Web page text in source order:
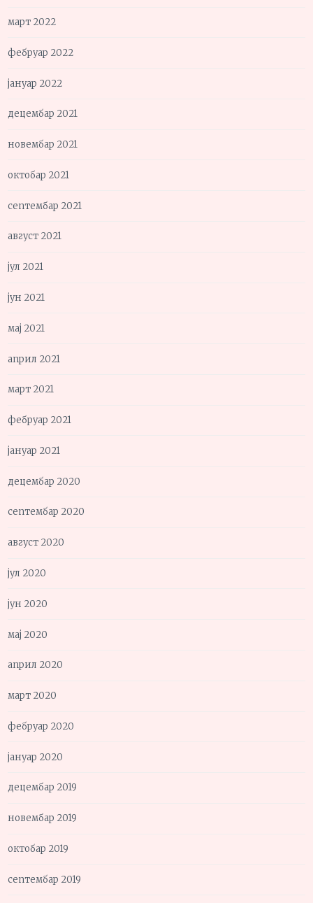
март 2022
фебруар 2022
јануар 2022
децембар 2021
новембар 2021
октобар 2021
септембар 2021
август 2021
јул 2021
јун 2021
мај 2021
април 2021
март 2021
фебруар 2021
јануар 2021
децембар 2020
септембар 2020
август 2020
јул 2020
јун 2020
мај 2020
април 2020
март 2020
фебруар 2020
јануар 2020
децембар 2019
новембар 2019
октобар 2019
септембар 2019